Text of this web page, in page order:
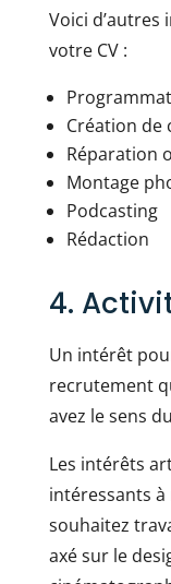
Voici
votre CV :
Création de
Réparation
Montage
Podcasting
Rédaction
4.
Un intérêt
recrutement
avez le sens
Les intérêts
intéressants
souhaitez
axé sur le